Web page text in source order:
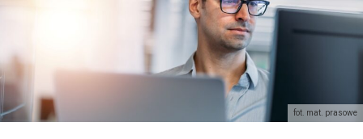
fot. mat. prasowe